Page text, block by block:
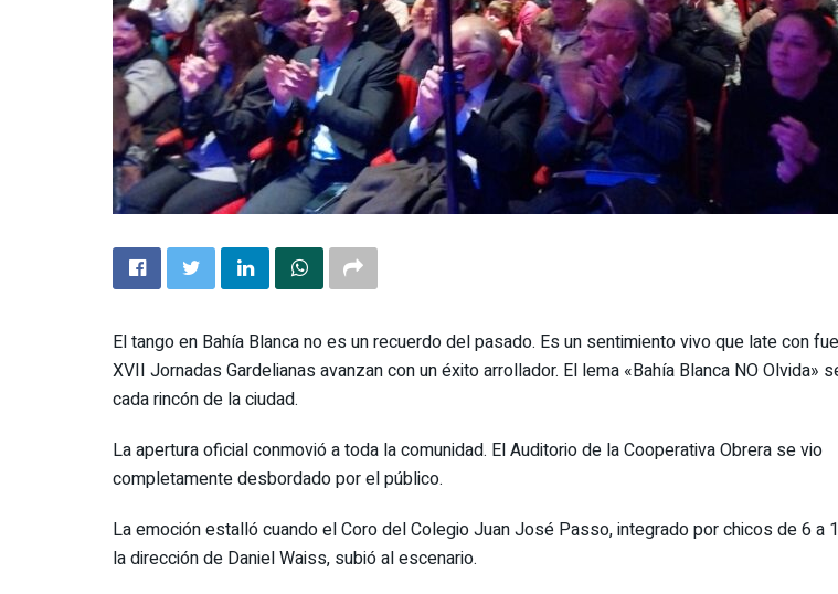
El tango en Bahía Blanca no es un recuerdo del pasado. Es un sentimiento vivo que late con
XVII Jornadas Gardelianas avanzan con un éxito arrollador. El lema «Bahía Blanca NO Olvida»
cada rincón de la ciudad.
La apertura oficial conmovió a toda la comunidad. El Auditorio de la Cooperativa Obrera se vio
completamente desbordado por el público.
La emoción estalló cuando el Coro del Colegio Juan José Passo, integrado por chicos de 6 a
la dirección de Daniel Waiss, subió al escenario.